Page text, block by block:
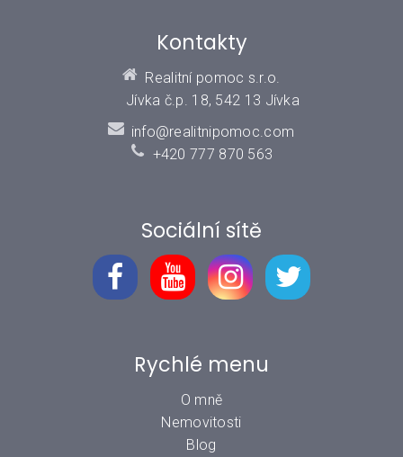
Kontakty
Realitní pomoc s.r.o.
Jívka č.p. 18, 542 13 Jívka
info@realitnipomoc.com
+420 777 870 563
Sociální sítě
Rychlé menu
O mně
Nemovitosti
Blog